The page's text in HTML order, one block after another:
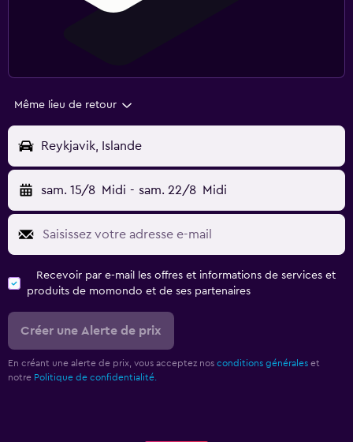
Même lieu de retour
Reykjavik, Islande
sam. 15/8 Midi - sam. 22/8 Midi
Recevoir par e-mail les offres et informations de services et
produits de momondo et de ses partenaires
Créer une Alerte de prix
En créant une alerte de prix, vous acceptez nos conditions générales et
notre Politique de confidentialité.